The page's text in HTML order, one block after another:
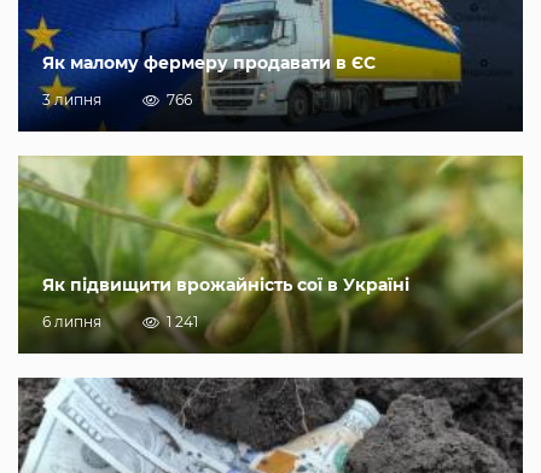
Як малому фермеру продавати в ЄС
3 липня 766
Як підвищити врожайність сої в Україні
6 липня 1 241